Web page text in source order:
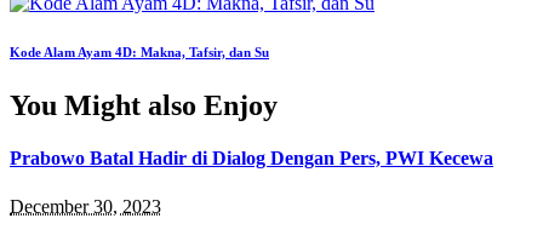
Kode Alam Ayam 4D: Makna, Tafsir, dan Su
You Might also Enjoy
Prabowo Batal Hadir di Dialog Dengan Pers, PWI Kecewa
December 30, 2023